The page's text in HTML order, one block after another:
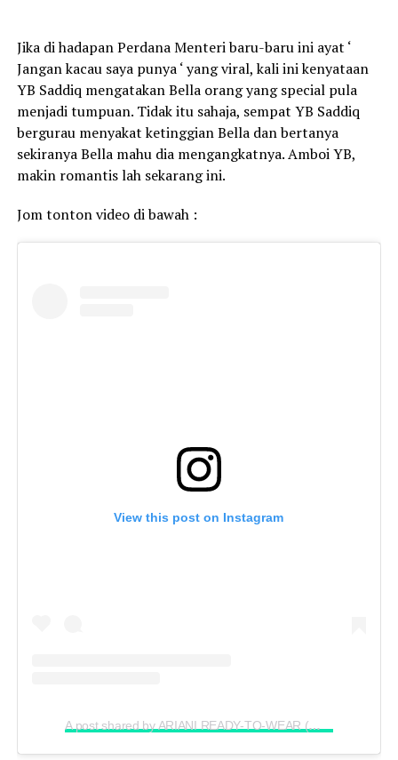
Jika di hadapan Perdana Menteri baru-baru ini ayat ‘
Jangan kacau saya punya ‘ yang viral, kali ini kenyataan
YB Saddiq mengatakan Bella orang yang special pula
menjadi tumpuan. Tidak itu sahaja, sempat YB Saddiq
bergurau menyakat ketinggian Bella dan bertanya
sekiranya Bella mahu dia mengangkatnya. Amboi YB,
makin romantis lah sekarang ini.
Jom tonton video di bawah :
View this post on Instagram
A post shared by ARIANI READY-TO-WEAR (@arianirtw)